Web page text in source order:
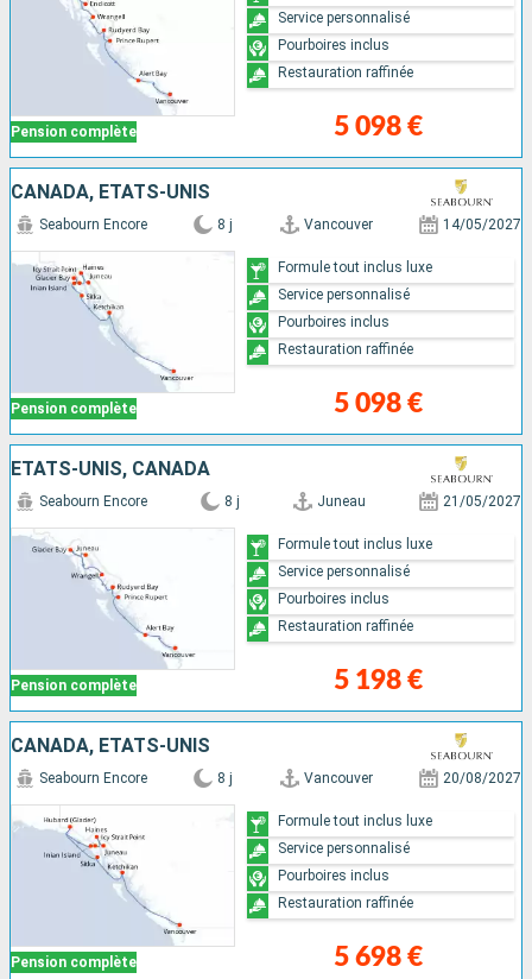
Pension complète 5 098 €
Service personnalisé
Pourboires inclus
Restauration raffinée
CANADA, ÉTATS-UNIS
Pension complète
Seabourn Encore 8 j Vancouver 14/05/2027
5 098 €
Formule tout inclus luxe
Service personnalisé
Pourboires inclus
Restauration raffinée
ÉTATS-UNIS, CANADA
Pension complète
Seabourn Encore 8 j Juneau 21/05/2027
5 198 €
Formule tout inclus luxe
Service personnalisé
Pourboires inclus
Restauration raffinée
CANADA, ÉTATS-UNIS
Pension complète
Seabourn Encore 8 j Vancouver 20/08/2027
5 698 €
Formule tout inclus luxe
Service personnalisé
Pourboires inclus
Restauration raffinée